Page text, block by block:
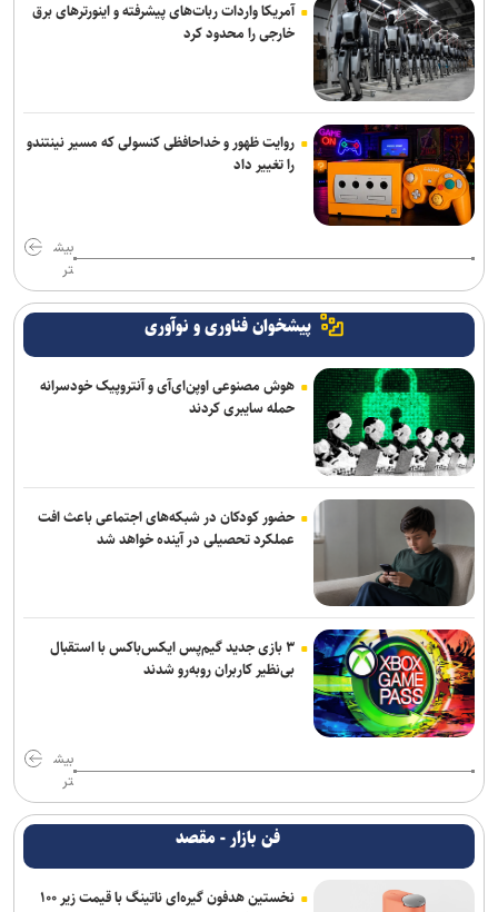
آمریکا واردات ربات‌های پیشرفته و اینورترهای برق
خارجی را محدود کرد
روایت ظهور و خداحافظی کنسولی که مسیر نینتندو
را تغییر داد
بیش
تر
پیشخوان فناوری و نوآوری
هوش مصنوعی اوپن‌ای‌آی و آنتروپیک خودسرانه
حمله سایبری کردند
حضور کودکان در شبکه‌های اجتماعی باعث افت
عملکرد تحصیلی در آینده خواهد شد
۳ بازی جدید گیم‌پس ایکس‌باکس با استقبال
بی‌نظیر کاربران روبه‌رو شدند
بیش
تر
فن بازار - مقصد
نخستین هدفون گیره‌ای ناتینگ با قیمت زیر ۱۰۰